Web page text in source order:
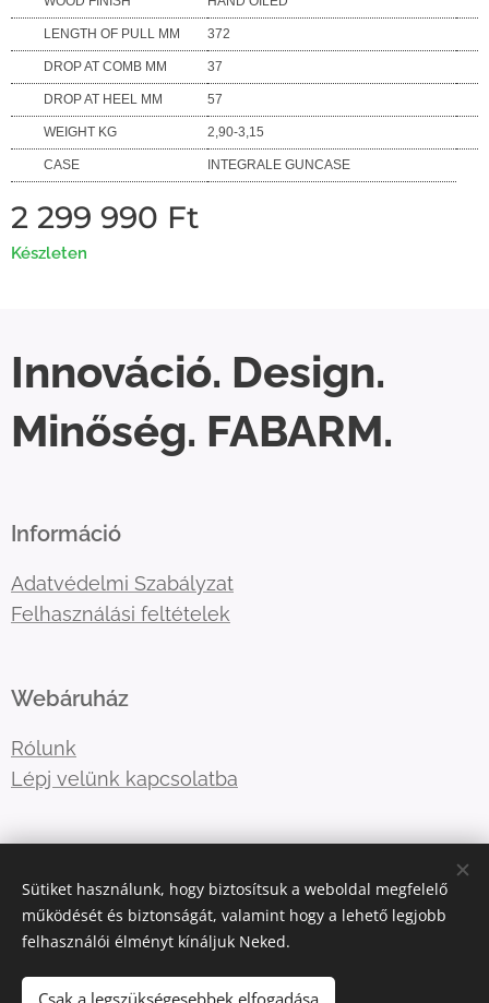
LENGTH OF PULL MM 372
DROP AT COMB MM 37
DROP AT HEEL MM 57
WEIGHT KG 2,90-3,15
CASE INTEGRALE GUNCASE
2 299 990 Ft
Készleten
Innováció. Design.
Minőség. FABARM.
Információ
Adatvédelmi Szabályzat
Felhasználási feltételek
Webáruház
Rólunk
Lépj velünk kapcsolatba
@gmail.com
Telefonszám:06707767376
Sütiket használunk, hogy biztosítsuk a weboldal megfelelő
működését és biztonságát, valamint hogy a lehető legjobb
felhasználói élményt kínáljuk Neked.
Csak a legszükségesebbek elfogadása